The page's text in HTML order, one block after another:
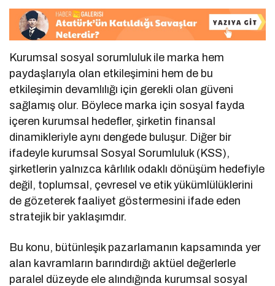
Kurumsal sosyal sorumluluk ile marka hem
paydaşlarıyla olan etkileşimini hem de bu
etkileşimin devamlılığı için gerekli olan güveni
sağlamış olur. Böylece marka için sosyal fayda
içeren kurumsal hedefler, şirketin finansal
dinamikleriyle aynı dengede buluşur. Diğer bir
ifadeyle kurumsal Sosyal Sorumluluk (KSS),
şirketlerin yalnızca kârlılık odaklı dönüşüm hedefiyle
değil, toplumsal, çevresel ve etik yükümlülüklerini
de gözeterek faaliyet göstermesini ifade eden
stratejik bir yaklaşımdır.
Bu konu, bütünleşik pazarlamanın kapsamında yer
alan kavramların barındırdığı aktüel değerlerle
paralel düzeyde ele alındığında kurumsal sosyal